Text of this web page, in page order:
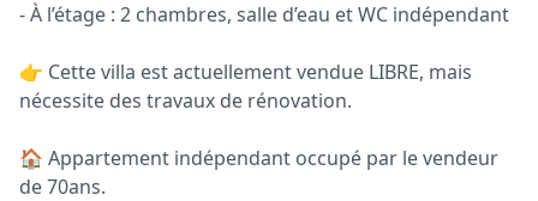
- À l’étage : 2 chambres, salle d’eau et WC indépendant
👉 Cette villa est actuellement vendue LIBRE, mais
nécessite des travaux de rénovation.
🏠 Appartement indépendant occupé par le vendeur
de 70ans.